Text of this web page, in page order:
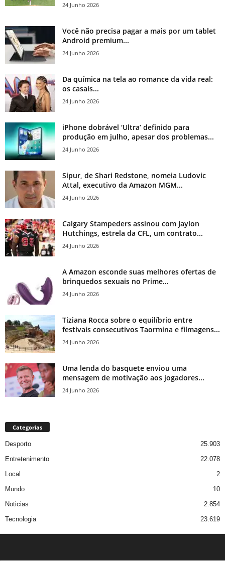
24 Junho 2026
Você não precisa pagar a mais por um tablet
Android premium...
24 Junho 2026
Da química na tela ao romance da vida real:
os casais...
24 Junho 2026
iPhone dobrável ‘Ultra’ definido para
produção em julho, apesar dos problemas...
24 Junho 2026
Sipur, de Shari Redstone, nomeia Ludovic
Attal, executivo da Amazon MGM...
24 Junho 2026
Calgary Stampeders assinou com Jaylon
Hutchings, estrela da CFL, um contrato...
24 Junho 2026
A Amazon esconde suas melhores ofertas de
brinquedos sexuais no Prime...
24 Junho 2026
Tiziana Rocca sobre o equilíbrio entre
festivais consecutivos Taormina e filmagens...
24 Junho 2026
Uma lenda do basquete enviou uma
mensagem de motivação aos jogadores...
24 Junho 2026
Categorias
Desporto
25.903
Entretenimento
22.078
Local
2
Mundo
10
Noticias
2.854
Tecnologia
23.619